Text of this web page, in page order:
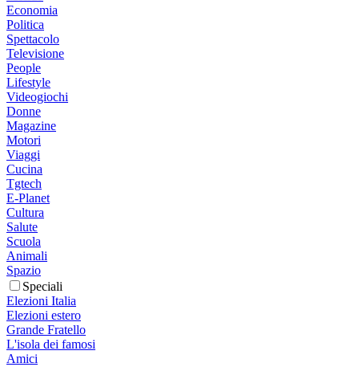
Economia
Politica
Spettacolo
Televisione
People
Lifestyle
Videogiochi
Donne
Magazine
Motori
Viaggi
Cucina
Tgtech
E-Planet
Cultura
Salute
Scuola
Animali
Spazio
Speciali
Elezioni Italia
Elezioni estero
Grande Fratello
L'isola dei famosi
Amici